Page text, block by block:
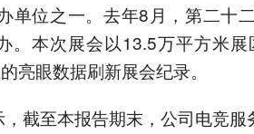
单位之一。去年8月，第二十
。本次展会以13.5万平方米
亮眼数据刷新展会纪录。
截至本报告期末，公司电竞